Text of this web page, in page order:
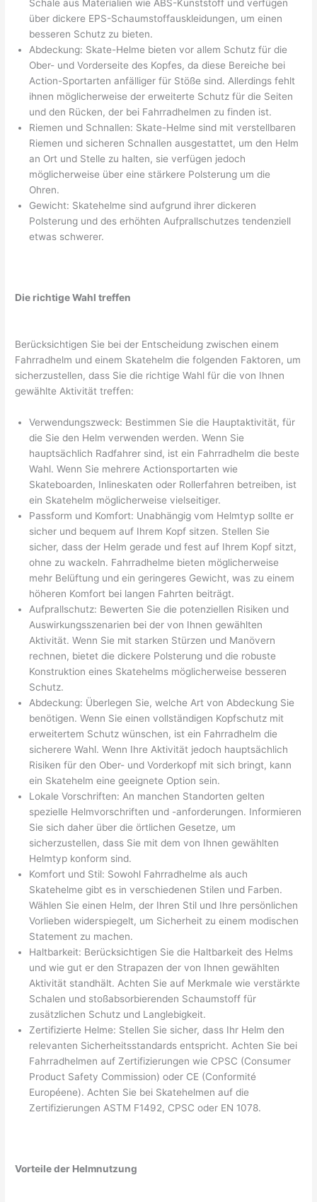
Schale aus Materialien wie ABS-Kunststoff und verfügen
über dickere EPS-Schaumstoffauskleidungen, um einen
besseren Schutz zu bieten.
Abdeckung: Skate-Helme bieten vor allem Schutz für die
Ober- und Vorderseite des Kopfes, da diese Bereiche bei
Action-Sportarten anfälliger für Stöße sind. Allerdings fehlt
ihnen möglicherweise der erweiterte Schutz für die Seiten
und den Rücken, der bei Fahrradhelmen zu finden ist.
Riemen und Schnallen: Skate-Helme sind mit verstellbaren
Riemen und sicheren Schnallen ausgestattet, um den Helm
an Ort und Stelle zu halten, sie verfügen jedoch
möglicherweise über eine stärkere Polsterung um die
Ohren.
Gewicht: Skatehelme sind aufgrund ihrer dickeren
Polsterung und des erhöhten Aufprallschutzes tendenziell
etwas schwerer.
Die richtige Wahl treffen
Berücksichtigen Sie bei der Entscheidung zwischen einem
Fahrradhelm und einem Skatehelm die folgenden Faktoren, um
sicherzustellen, dass Sie die richtige Wahl für die von Ihnen
gewählte Aktivität treffen:
Verwendungszweck: Bestimmen Sie die Hauptaktivität, für
die Sie den Helm verwenden werden. Wenn Sie
hauptsächlich Radfahrer sind, ist ein Fahrradhelm die beste
Wahl. Wenn Sie mehrere Actionsportarten wie
Skateboarden, Inlineskaten oder Rollerfahren betreiben, ist
ein Skatehelm möglicherweise vielseitiger.
Passform und Komfort: Unabhängig vom Helmtyp sollte er
sicher und bequem auf Ihrem Kopf sitzen. Stellen Sie
sicher, dass der Helm gerade und fest auf Ihrem Kopf sitzt,
ohne zu wackeln. Fahrradhelme bieten möglicherweise
mehr Belüftung und ein geringeres Gewicht, was zu einem
höheren Komfort bei langen Fahrten beiträgt.
Aufprallschutz: Bewerten Sie die potenziellen Risiken und
Auswirkungsszenarien bei der von Ihnen gewählten
Aktivität. Wenn Sie mit starken Stürzen und Manövern
rechnen, bietet die dickere Polsterung und die robuste
Konstruktion eines Skatehelms möglicherweise besseren
Schutz.
Abdeckung: Überlegen Sie, welche Art von Abdeckung Sie
benötigen. Wenn Sie einen vollständigen Kopfschutz mit
erweitertem Schutz wünschen, ist ein Fahrradhelm die
sicherere Wahl. Wenn Ihre Aktivität jedoch hauptsächlich
Risiken für den Ober- und Vorderkopf mit sich bringt, kann
ein Skatehelm eine geeignete Option sein.
Lokale Vorschriften: An manchen Standorten gelten
spezielle Helmvorschriften und -anforderungen. Informieren
Sie sich daher über die örtlichen Gesetze, um
sicherzustellen, dass Sie mit dem von Ihnen gewählten
Helmtyp konform sind.
Komfort und Stil: Sowohl Fahrradhelme als auch
Skatehelme gibt es in verschiedenen Stilen und Farben.
Wählen Sie einen Helm, der Ihren Stil und Ihre persönlichen
Vorlieben widerspiegelt, um Sicherheit zu einem modischen
Statement zu machen.
Haltbarkeit: Berücksichtigen Sie die Haltbarkeit des Helms
und wie gut er den Strapazen der von Ihnen gewählten
Aktivität standhält. Achten Sie auf Merkmale wie verstärkte
Schalen und stoßabsorbierenden Schaumstoff für
zusätzlichen Schutz und Langlebigkeit.
Zertifizierte Helme: Stellen Sie sicher, dass Ihr Helm den
relevanten Sicherheitsstandards entspricht. Achten Sie bei
Fahrradhelmen auf Zertifizierungen wie CPSC (Consumer
Product Safety Commission) oder CE (Conformité
Européene). Achten Sie bei Skatehelmen auf die
Zertifizierungen ASTM F1492, CPSC oder EN 1078.
Vorteile der Helmnutzung